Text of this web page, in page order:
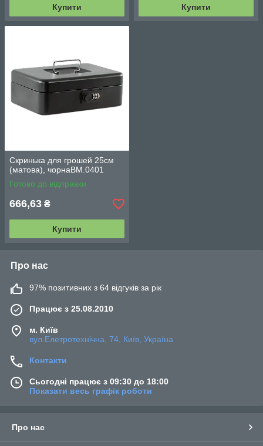
Купити Купити
Скринька для грошей 25см
(матова), чорнаВМ.0401
Готово до відправки
666,63 ₴
Купити
Про нас
97% позитивних з 64 відгуків за рік
Працює з 25.08.2010
м. Київ
вул.Елетротехнічна, 74, Київ, Україна
Контакти
Сьогодні працює з 09:30 до 18:00
Показати весь графік роботи
Про нас